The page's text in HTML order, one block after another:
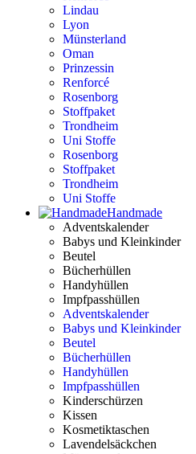
Lindau
Lyon
Münsterland
Oman
Prinzessin
Renforcé
Rosenborg
Stoffpaket
Trondheim
Uni Stoffe
Rosenborg
Stoffpaket
Trondheim
Uni Stoffe
Handmade
Adventskalender
Babys und Kleinkinder
Beutel
Bücherhüllen
Handyhüllen
Impfpasshüllen
Adventskalender
Babys und Kleinkinder
Beutel
Bücherhüllen
Handyhüllen
Impfpasshüllen
Kinderschürzen
Kissen
Kosmetiktaschen
Lavendelsäckchen